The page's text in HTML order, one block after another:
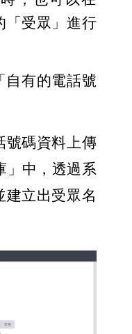
「受眾」進行
自有的電話號
號碼資料上傳
」中，透過系
建立出受眾名